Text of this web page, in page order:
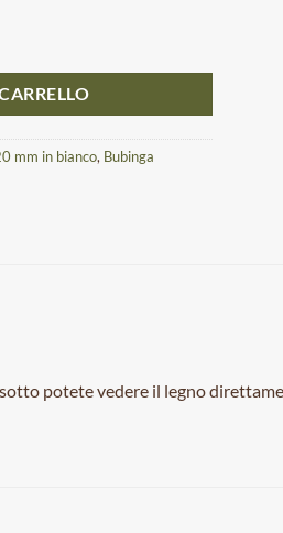
mm in bianco, Bubinga
potete vedere il legno